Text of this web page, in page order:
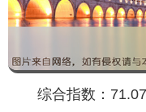
综合指数：71.07